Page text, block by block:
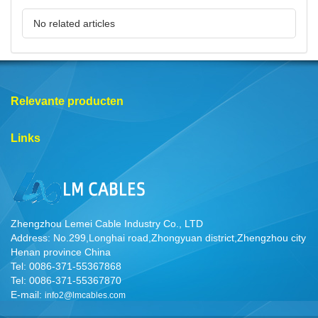
No related articles
Relevante producten
Links
Zhengzhou Lemei Cable Industry Co., LTD
Address: No.299,Longhai road,Zhongyuan district,Zhengzhou city
Henan province China
Tel: 0086-371-55367868
Tel: 0086-371-55367870
E-mail: info2@lmcables.com